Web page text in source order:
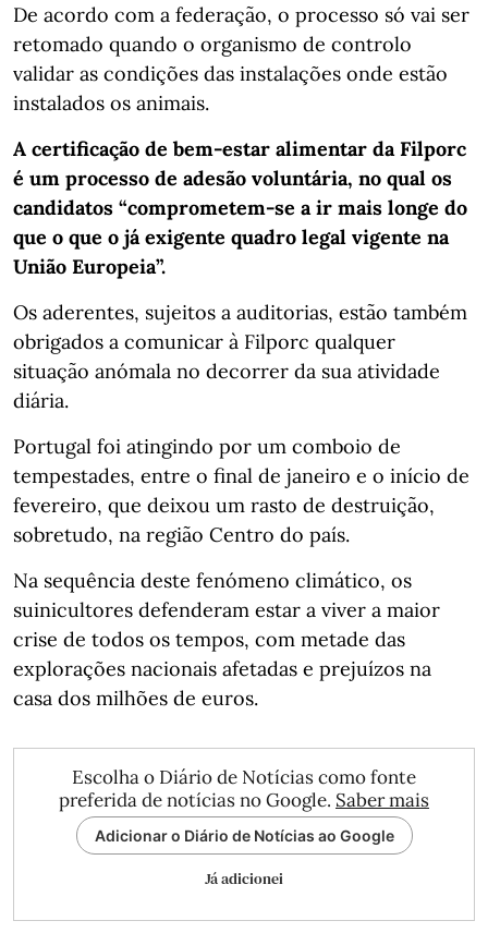
De acordo com a federação, o processo só vai ser
retomado quando o organismo de controlo
validar as condições das instalações onde estão
instalados os animais.
A certificação de bem-estar alimentar da Filporc
é um processo de adesão voluntária, no qual os
candidatos “comprometem-se a ir mais longe do
que o que o já exigente quadro legal vigente na
União Europeia”.
Os aderentes, sujeitos a auditorias, estão também
obrigados a comunicar à Filporc qualquer
situação anómala no decorrer da sua atividade
diária.
Portugal foi atingindo por um comboio de
tempestades, entre o final de janeiro e o início de
fevereiro, que deixou um rasto de destruição,
sobretudo, na região Centro do país.
Na sequência deste fenómeno climático, os
suinicultores defenderam estar a viver a maior
crise de todos os tempos, com metade das
explorações nacionais afetadas e prejuízos na
casa dos milhões de euros.
Escolha o Diário de Notícias como fonte
preferida de notícias no Google. Saber mais
Adicionar o Diário de Notícias ao Google
Já adicionei